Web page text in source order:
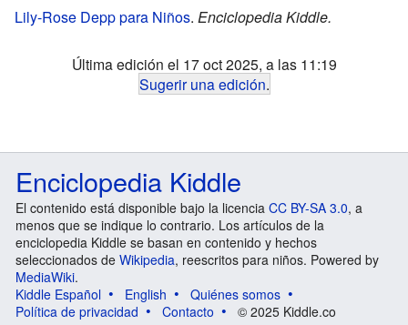
Lily-Rose Depp para Niños. Enciclopedia Kiddle.
Última edición el 17 oct 2025, a las 11:19
Sugerir una edición.
Enciclopedia Kiddle
El contenido está disponible bajo la licencia CC BY-SA 3.0, a
menos que se indique lo contrario. Los artículos de la
enciclopedia Kiddle se basan en contenido y hechos
seleccionados de Wikipedia, reescritos para niños. Powered by
MediaWiki.
Kiddle Español
English
Quiénes somos
Política de privacidad
Contacto © 2025 Kiddle.co